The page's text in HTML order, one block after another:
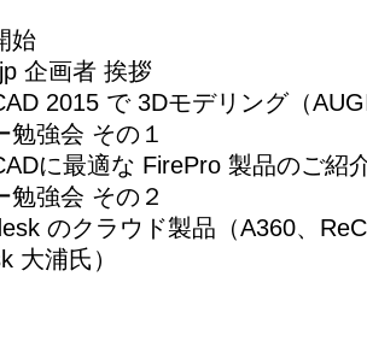
始
企画者 挨拶
2015 で 3Dモデリング（
強会 その１
に最適な FirePro 製品のご紹
強会 その２
のクラウド製品（A360、
大浦氏）